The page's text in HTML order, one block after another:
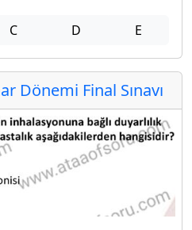
C D E
Dönemi Final Sınavı